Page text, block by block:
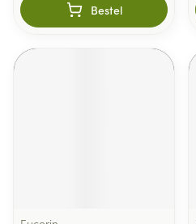
Bestel